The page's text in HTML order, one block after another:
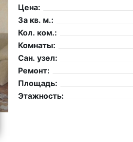
Цена:
За кв. м.:
Кол. ком.:
Комнаты:
Сан. узел:
Ремонт:
Площадь:
Этажность: